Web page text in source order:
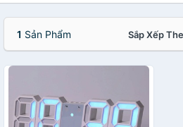
1 Sản Phẩm Sắp Xếp